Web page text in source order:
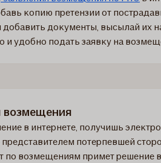
копию претензии от
добавить документы, высылай их
и удобно подать заявку на
возмещения
в интернете, получишь
потерпевшей
по возмещениям примет решение